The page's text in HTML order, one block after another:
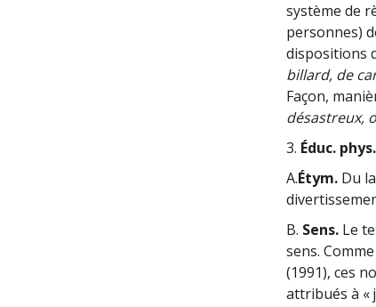
système de
personnes)
dispositions
billard, de
Façon,
désastreux,
3. Éduc. phys.
A.Étym. Du
B. Sens. Le
sens.
(1991), ces
attribués à «